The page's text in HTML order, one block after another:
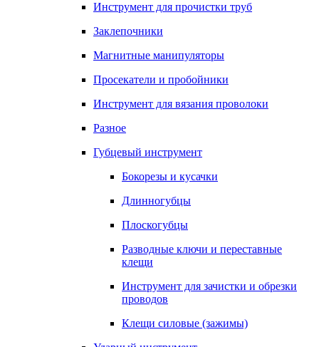
Инструмент для прочистки труб
Заклепочники
Магнитные манипуляторы
Просекатели и пробойники
Инструмент для вязания проволоки
Разное
Губцевый инструмент
Бокорезы и кусачки
Длинногубцы
Плоскогубцы
Разводные ключи и переставные
клещи
Инструмент для зачистки и обрезки
проводов
Клещи силовые (зажимы)